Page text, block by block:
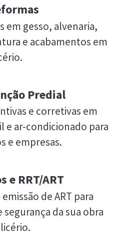
em gesso, alvenaria,
e acabamentos em
Predial
e corretivas em
e ar-condicionado para
e empresas.
e RRT/ART
de ART para
da sua obra